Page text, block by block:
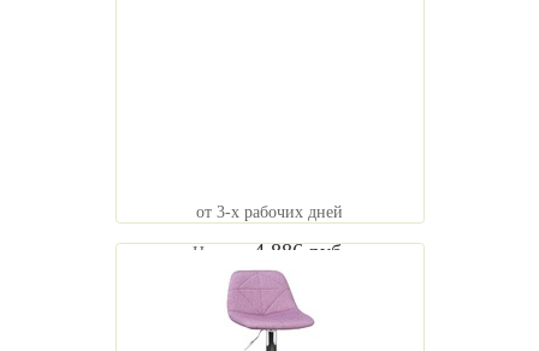
от 3-х рабочих дней
Цена от 4 886 руб.